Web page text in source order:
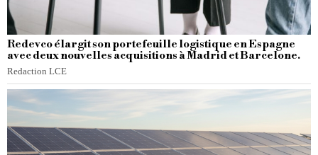
Redevco élargit son portefeuille logistique en Espagne
avec deux nouvelles acquisitions à Madrid et Barcelone.
Redaction LCE